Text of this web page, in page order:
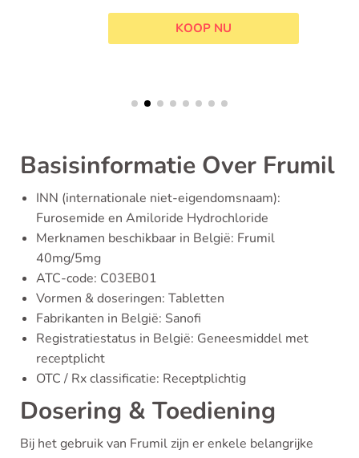
KOOP NU
Basisinformatie Over Frumil
INN (internationale niet-eigendomsnaam):
Furosemide en Amiloride Hydrochloride
Merknamen beschikbaar in België: Frumil
40mg/5mg
ATC-code: C03EB01
Vormen & doseringen: Tabletten
Fabrikanten in België: Sanofi
Registratiestatus in België: Geneesmiddel met
receptplicht
OTC / Rx classificatie: Receptplichtig
Dosering & Toediening
Bij het gebruik van Frumil zijn er enkele belangrijke